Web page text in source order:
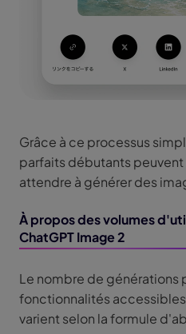
Grâce à ce processus
parfaits débutants
attendre à générer des
À propos des volumes
ChatGPT Image 2
Le nombre de générations
fonctionnalités
varient selon la formule